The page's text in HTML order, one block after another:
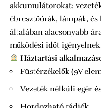
akkumulátorokat:
ébresztőórák, lámpák,
általában alacsonyabb
működési időt igényelnek.
Háztartási
Füstérzékelők (9V
Vezeték nélküli egér